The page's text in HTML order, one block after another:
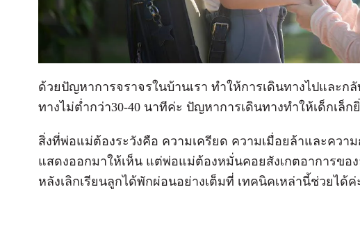
ด้วยปัญหาการจราจรในบ้านเรา ทำให้การเดินทางไปและกลั
ทางไม่ต่ำกว่า30-40 นาทีค่ะ ปัญหาการเดินทางทำให้เด็กเล็
สิ่งที่พ่อแม่ต้องระวังคือ ความเครียด ความเมื่อยล้าและความ
แสดงออกมาให้เห็น แต่พ่อแม่ต้องหมั่นคอยสังเกตอาการขอ
หลังเลิกเรียนลูกได้พักผ่อนอย่างเต็มที่ เทคนิคเหล่านี้ช่วยได้ค่